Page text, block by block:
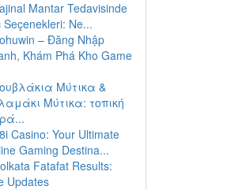
Mantar Tedavisinde
Seçenekleri: Ne...
– Đăng Nhập
Khám Phá Kho Game
Μύτικα &
Μύτικα: τοπική
Casino: Your Ultimate
Gaming Destina...
Fatafat Results:
Updates